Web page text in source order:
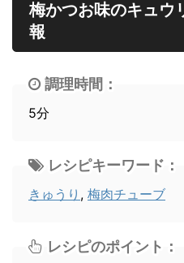
梅かつお味のキュウ
報
調理時間：
5分
レシピのポイント：
レシピキーワード：
きゅうり , 梅肉チューブ